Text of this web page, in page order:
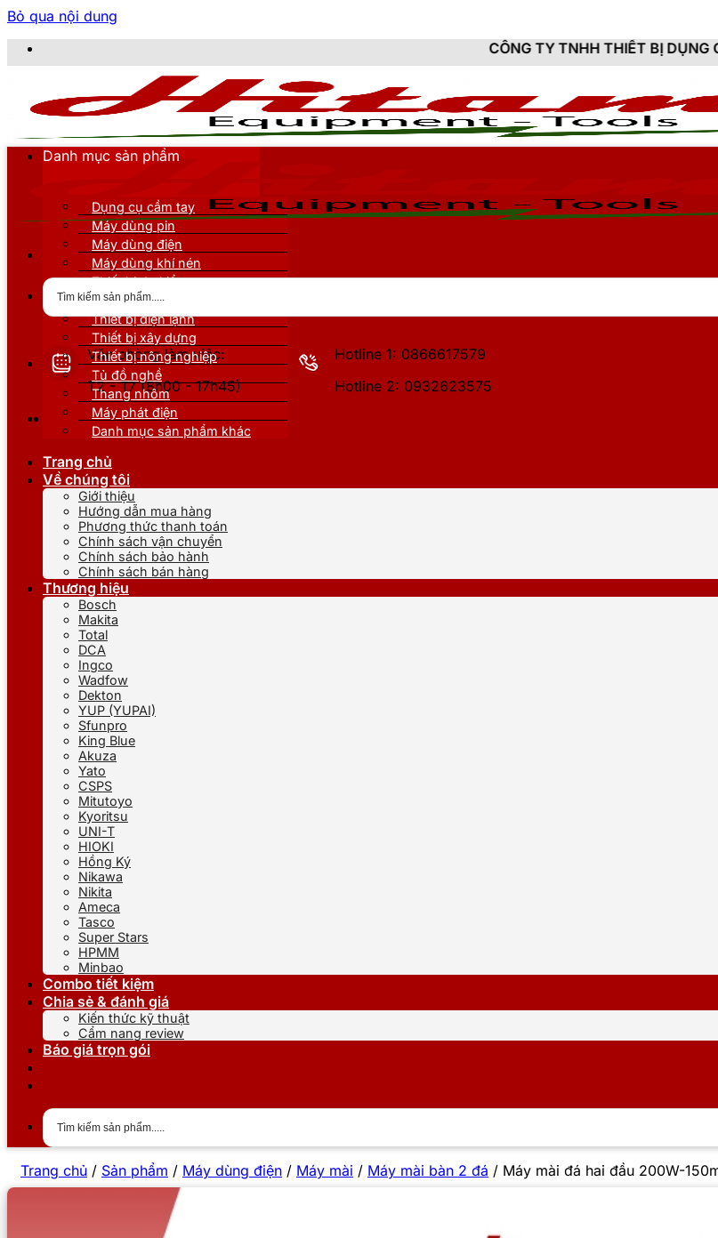
Bỏ qua nội dung
CÔNG TY TNHH THIẾT BỊ DỤNG CỤ KỸ THUẬT
Văn phòng làm việc:
T2 - T7 (8h00 - 17h45)
Hotline 1: 0866617579
Hotline 2: 0932623575
Danh mục sản phẩm
Dụng cụ cầm tay
Máy dùng pin
Máy dùng điện
Máy dùng khí nén
Thiết bị đo kiểm
Thiết bị nâng đỡ
Thiết bị điện lạnh
Thiết bị xây dựng
Thiết bị nông nghiệp
Tủ đồ nghề
Thang nhôm
Máy phát điện
Danh mục sản phẩm khác
Trang chủ
Về chúng tôi
Giới thiệu
Hướng dẫn mua hàng
Phương thức thanh toán
Chính sách vận chuyển
Chính sách bảo hành
Chính sách bán hàng
Thương hiệu
Bosch
Makita
Total
DCA
Ingco
Wadfow
Dekton
YUP (YUPAI)
Sfunpro
King Blue
Akuza
Yato
CSPS
Mitutoyo
Kyoritsu
UNI-T
HIOKI
Hồng Ký
Nikawa
Nikita
Ameca
Tasco
Super Stars
HPMM
Minbao
Combo tiết kiệm
Chia sẻ & đánh giá
Kiến thức kỹ thuật
Cẩm nang review
Báo giá trọn gói
Trang chủ / Sản phẩm / Máy dùng điện / Máy mài / Máy mài bàn 2 đá / Máy mài đá hai đầu 200W-